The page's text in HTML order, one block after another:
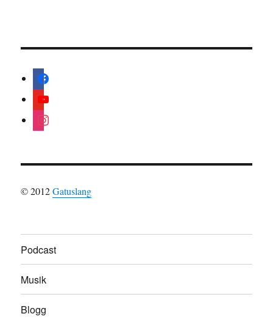
facebook
youtube
instagram
© 2012Gatuslang
Podcast
Musik
Blogg